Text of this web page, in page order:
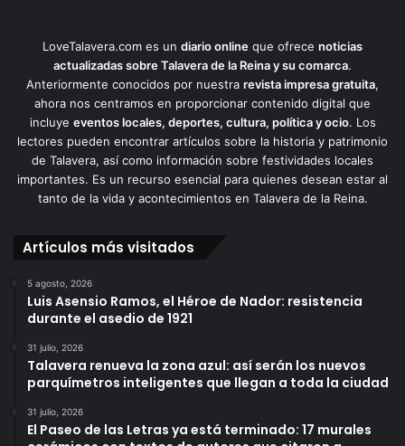
LoveTalavera.com es un diario online que ofrece noticias
actualizadas sobre Talavera de la Reina y su comarca.
Anteriormente conocidos por nuestra revista impresa gratuita,
ahora nos centramos en proporcionar contenido digital que
incluye eventos locales, deportes, cultura, política y ocio. Los
lectores pueden encontrar artículos sobre la historia y patrimonio
de Talavera, así como información sobre festividades locales
importantes. Es un recurso esencial para quienes desean estar al
tanto de la vida y acontecimientos en Talavera de la Reina.
Artículos más visitados
5 agosto, 2026
Luis Asensio Ramos, el Héroe de Nador: resistencia
durante el asedio de 1921
31 julio, 2026
Talavera renueva la zona azul: así serán los nuevos
parquímetros inteligentes que llegan a toda la ciudad
31 julio, 2026
El Paseo de las Letras ya está terminado: 17 murales